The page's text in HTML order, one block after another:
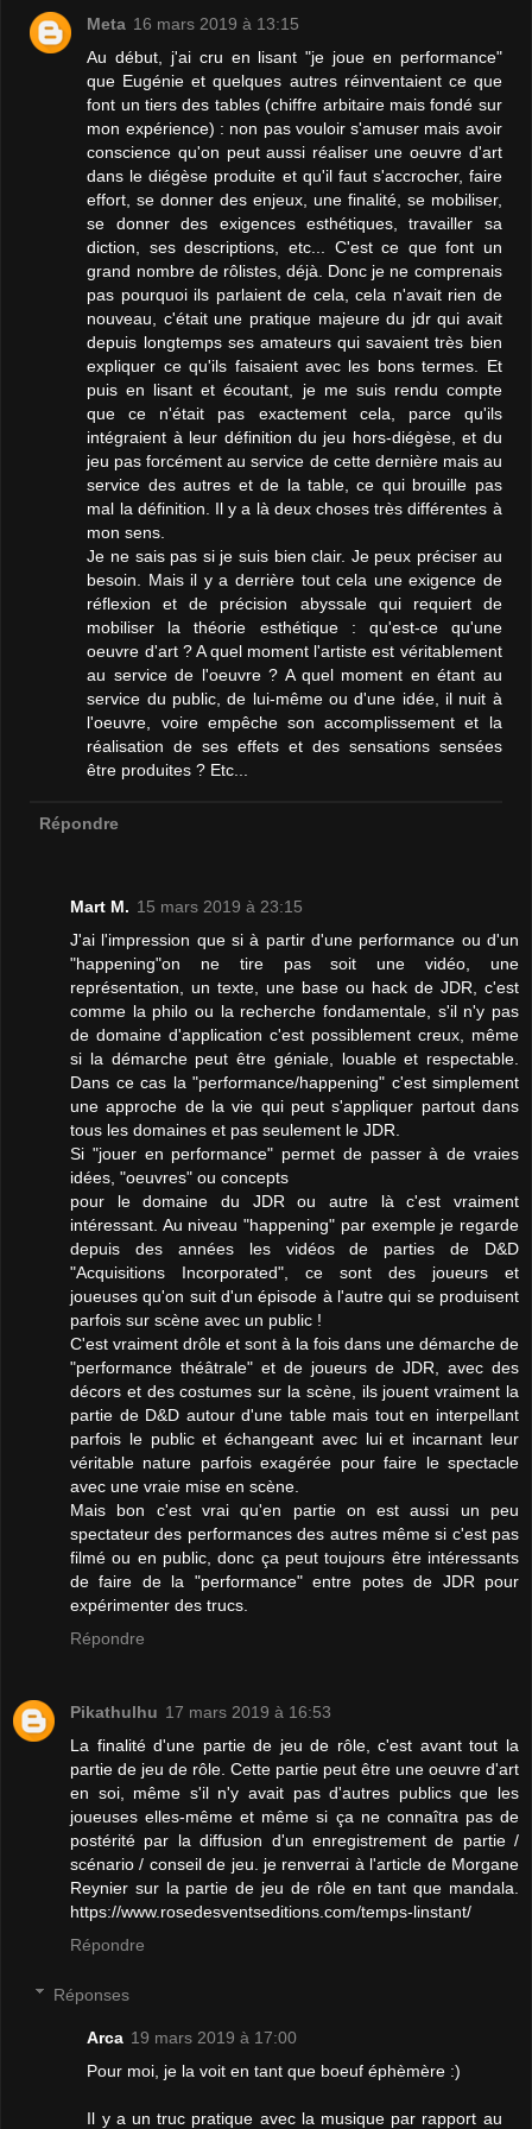
Meta 16 mars 2019 à 13:15
Au début, j'ai cru en lisant "je joue en performance"
que Eugénie et quelques autres réinventaient ce que
font un tiers des tables (chiffre arbitaire mais fondé sur
mon expérience) : non pas vouloir s'amuser mais avoir
conscience qu'on peut aussi réaliser une oeuvre d'art
dans le diégèse produite et qu'il faut s'accrocher, faire
effort, se donner des enjeux, une finalité, se mobiliser,
se donner des exigences esthétiques, travailler sa
diction, ses descriptions, etc... C'est ce que font un
grand nombre de rôlistes, déjà. Donc je ne comprenais
pas pourquoi ils parlaient de cela, cela n'avait rien de
nouveau, c'était une pratique majeure du jdr qui avait
depuis longtemps ses amateurs qui savaient très bien
expliquer ce qu'ils faisaient avec les bons termes. Et
puis en lisant et écoutant, je me suis rendu compte
que ce n'était pas exactement cela, parce qu'ils
intégraient à leur définition du jeu hors-diégèse, et du
jeu pas forcément au service de cette dernière mais au
service des autres et de la table, ce qui brouille pas
mal la définition. Il y a là deux choses très différentes à
mon sens.
Je ne sais pas si je suis bien clair. Je peux préciser au
besoin. Mais il y a derrière tout cela une exigence de
réflexion et de précision abyssale qui requiert de
mobiliser la théorie esthétique : qu'est-ce qu'une
oeuvre d'art ? A quel moment l'artiste est véritablement
au service de l'oeuvre ? A quel moment en étant au
service du public, de lui-même ou d'une idée, il nuit à
l'oeuvre, voire empêche son accomplissement et la
réalisation de ses effets et des sensations sensées
être produites ? Etc...
Répondre
Mart M. 15 mars 2019 à 23:15
J'ai l'impression que si à partir d'une performance ou d'un
"happening"on ne tire pas soit une vidéo, une
représentation, un texte, une base ou hack de JDR, c'est
comme la philo ou la recherche fondamentale, s'il n'y pas
de domaine d'application c'est possiblement creux, même
si la démarche peut être géniale, louable et respectable.
Dans ce cas la "performance/happening" c'est simplement
une approche de la vie qui peut s'appliquer partout dans
tous les domaines et pas seulement le JDR.
Si "jouer en performance" permet de passer à de vraies
idées, "oeuvres" ou concepts
pour le domaine du JDR ou autre là c'est vraiment
intéressant. Au niveau "happening" par exemple je regarde
depuis des années les vidéos de parties de D&D
"Acquisitions Incorporated", ce sont des joueurs et
joueuses qu'on suit d'un épisode à l'autre qui se produisent
parfois sur scène avec un public !
C'est vraiment drôle et sont à la fois dans une démarche de
"performance théâtrale" et de joueurs de JDR, avec des
décors et des costumes sur la scène, ils jouent vraiment la
partie de D&D autour d'une table mais tout en interpellant
parfois le public et échangeant avec lui et incarnant leur
véritable nature parfois exagérée pour faire le spectacle
avec une vraie mise en scène.
Mais bon c'est vrai qu'en partie on est aussi un peu
spectateur des performances des autres même si c'est pas
filmé ou en public, donc ça peut toujours être intéressants
de faire de la "performance" entre potes de JDR pour
expérimenter des trucs.
Répondre
Pikathulhu 17 mars 2019 à 16:53
La finalité d'une partie de jeu de rôle, c'est avant tout la
partie de jeu de rôle. Cette partie peut être une oeuvre d'art
en soi, même s'il n'y avait pas d'autres publics que les
joueuses elles-même et même si ça ne connaîtra pas de
postérité par la diffusion d'un enregistrement de partie /
scénario / conseil de jeu. je renverrai à l'article de Morgane
Reynier sur la partie de jeu de rôle en tant que mandala.
https://www.rosedesventseditions.com/temps-linstant/
Répondre
Réponses
Arca 19 mars 2019 à 17:00
Pour moi, je la voit en tant que boeuf éphèmère :)
Il y a un truc pratique avec la musique par rapport au